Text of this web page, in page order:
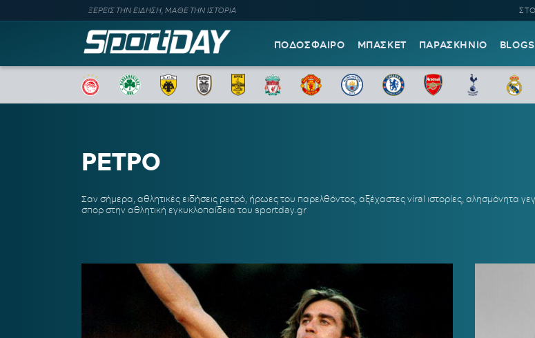
ΞΕΡΕΙΣ ΤΗΝ ΕΙΔΗΣΗ, ΜΑΘΕ ΤΗΝ ΙΣΤΟΡΙΑ
ΠΟΔΟΣΦΑΙΡΟ ΜΠΑΣΚΕΤ ΠΑΡΑΣΚΗΝΙΟ BLOGS
ΡΕΤΡΟ
Σαν σήμερα, αθλητικές ειδήσεις ρετρό, ήρωες του παρελθόντος, αξέχαστες viral ιστορίες, αλησμόνητα
σπορ στην αθλητική εγκυκλοπαίδεια του sportday.gr